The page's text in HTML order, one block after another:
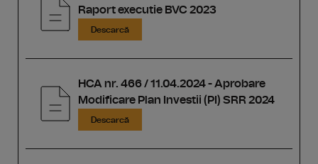
Raport executie BVC 2023
Descarcă
HCA nr. 466 / 11.04.2024 - Aprobare
Modificare Plan Investii (PI) SRR 2024
Descarcă